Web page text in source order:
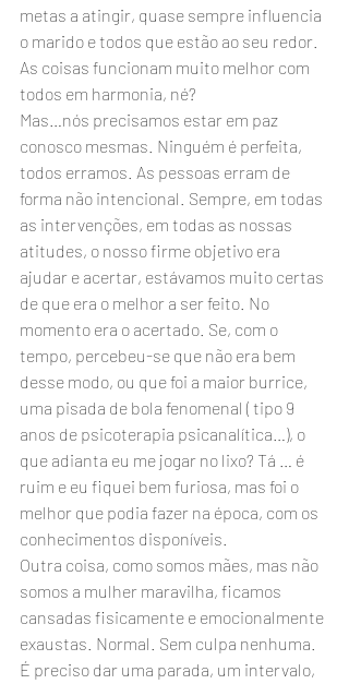
metas a atingir, quase sempre influencia
o marido e todos que estão ao seu redor.
As coisas funcionam muito melhor com
todos em harmonia, né?
Mas…nós precisamos estar em paz
conosco mesmas. Ninguém é perfeita,
todos erramos. As pessoas erram de
forma não intencional. Sempre, em todas
as intervenções, em todas as nossas
atitudes, o nosso firme objetivo era
ajudar e acertar, estávamos muito certas
de que era o melhor a ser feito. No
momento era o acertado. Se, com o
tempo, percebeu-se que não era bem
desse modo, ou que foi a maior burrice,
uma pisada de bola fenomenal ( tipo 9
anos de psicoterapia psicanalítica…), o
que adianta eu me jogar no lixo? Tá … é
ruim e eu fiquei bem furiosa, mas foi o
melhor que podia fazer na época, com os
conhecimentos disponíveis.
Outra coisa, como somos mães, mas não
somos a mulher maravilha, ficamos
cansadas fisicamente e emocionalmente
exaustas. Normal. Sem culpa nenhuma.
É preciso dar uma parada, um intervalo,